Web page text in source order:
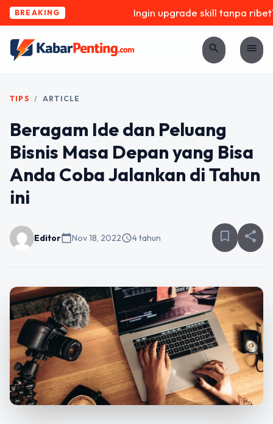
BREAKING Ingin upgrade skill tanpa ribet?
search menu
TIPS / ARTICLE
Beragam Ide dan Peluang
Bisnis Masa Depan yang Bisa
Anda Coba Jalankan di Tahun
ini
Editorcalendar_todayNov 18, 2022schedule4 tahun bookmark_border share